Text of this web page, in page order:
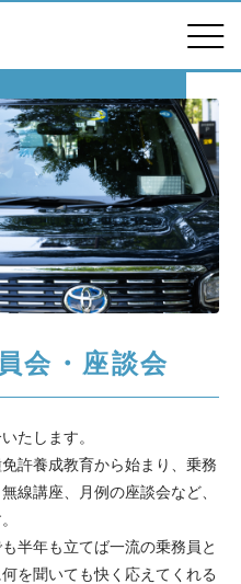
会・座談会
たします。
許養成教育から始まり、乗務
線講座、月例の座談会など、
半年も立てば一流の乗務員と
を聞いても快く応えてくれる